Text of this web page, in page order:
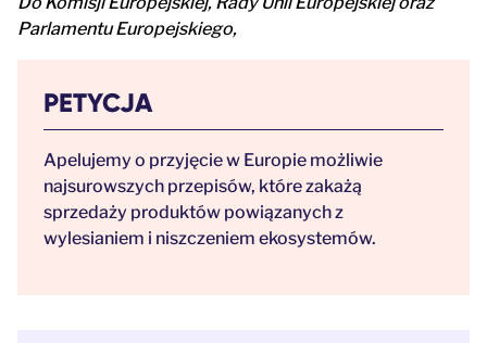
Parlamentu Europejskiego,
PETYCJA
Apelujemy o przyjęcie w Europie możliwie
najsurowszych przepisów, które zakażą
sprzedaży produktów powiązanych z
wylesianiem i niszczeniem ekosystemów.